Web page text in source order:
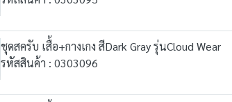
ชุดสครับ เสื้อ+กางเกง สีDark Gray รุ่นCloud Wear
รหัสสินค้า : 0303096